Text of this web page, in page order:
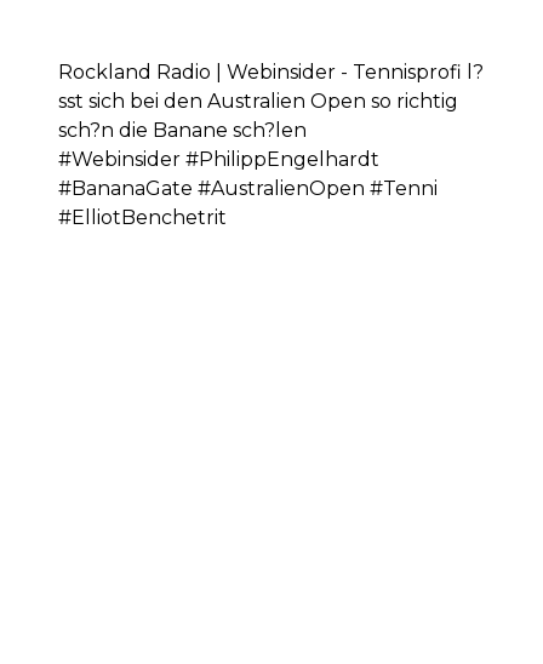
Rockland Radio | Webinsider - Tennisprofi l?
sst sich bei den Australien Open so richtig
sch?n die Banane sch?len
#Webinsider #PhilippEngelhardt
#BananaGate #AustralienOpen #Tenni
#ElliotBenchetrit